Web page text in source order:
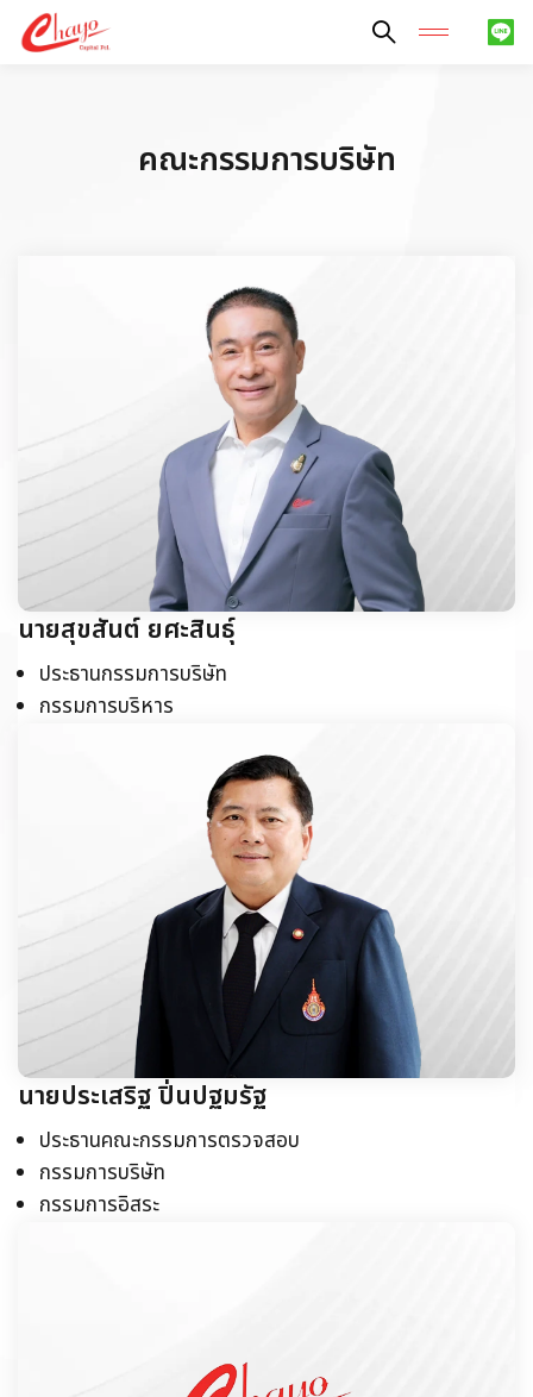
คณะกรรมการบริษัท
นายสุขสันต์ ยศะสินธุ์
ประธานกรรมการบริษัท
กรรมการบริหาร
นายประเสริฐ ปิ่นปฐมรัฐ
ประธานคณะกรรมการตรวจสอบ
กรรมการบริษัท
กรรมการอิสระ